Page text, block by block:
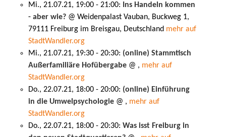
Mi., 21.07.21, 19:00 - 21:00:
Ins Handeln kommen
- aber wie? @ Weidenpalast Vauban, Buckweg 1,
79111 Freiburg im Breisgau, Deutschland mehr auf
StadtWandler.org
Mi., 21.07.21, 19:30 - 20:30: (online) Stammtisch
Außerfamiliäre Hofübergabe @ , mehr auf
StadtWandler.org
Do., 22.07.21, 18:00 - 20:00: (online) Einführung
in die Umwelpsychologie @ , mehr auf
StadtWandler.org
Do., 22.07.21, 18:00 - 20:30: Was isst Freiburg in